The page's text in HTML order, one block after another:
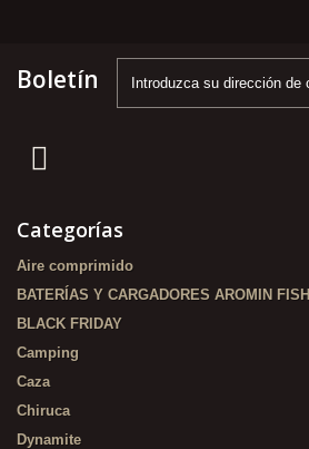
Boletín
Categorías
Aire comprimido
BATERÍAS Y CARGADORES AROMIN FISH
BLACK FRIDAY
Camping
Caza
Chiruca
Dynamite